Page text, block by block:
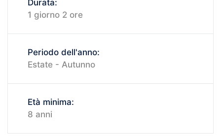
Durata:
1 giorno 2 ore
Periodo dell'anno:
Estate - Autunno
Età minima:
8 anni